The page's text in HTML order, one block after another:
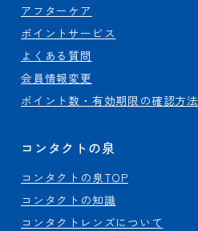
アフターケア
ポイントサービス
よくある質問
会員情報変更
ポイント数・有効期限の確認方法
コンタクトの泉
コンタクトの泉TOP
コンタクトの知識
コンタクトレンズについて